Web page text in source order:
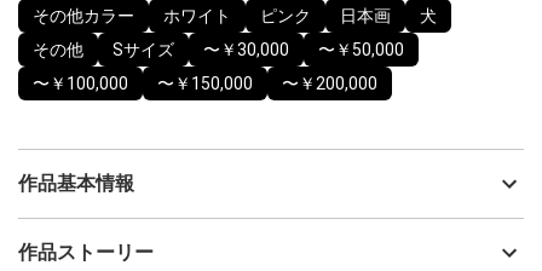
その他カラー ホワイト ピンク 日本画
犬
その他
Sサイズ 〜￥30,000
〜￥50,000
〜￥100,000
〜￥150,000 〜￥200,000
作品基本情報
出品者
作品ストーリー